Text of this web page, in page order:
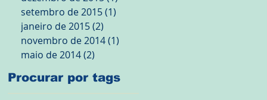
setembro de 2015(1)
janeiro de 2015(2)
novembro de 2014(1)
maio de 2014(2)
Procurar por tags